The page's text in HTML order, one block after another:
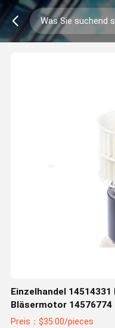
Einzelhandel 14514331
Bläsermotor 14576774
Preis：$35.00/pieces